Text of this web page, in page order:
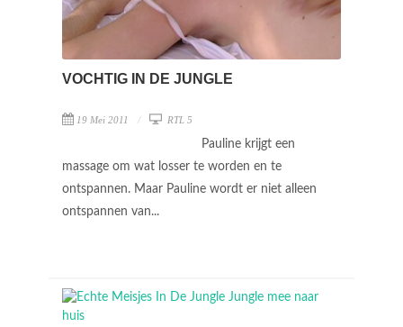
VOCHTIG IN DE JUNGLE
19 Mei 2011 RTL 5
Pauline krijgt een
massage om wat losser te worden en te
ontspannen. Maar Pauline wordt er niet alleen
ontspannen van...